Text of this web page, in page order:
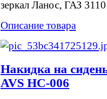
зеркал Ланос, ГАЗ
Описание товара
Накидка на
AVS HC-006